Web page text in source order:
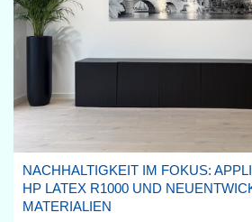
NACHHALTIGKEIT IM FOKUS:
HP LATEX R1000 UND
MATERIALIEN